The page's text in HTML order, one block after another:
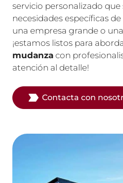
servicio personalizado que
necesidades específicas
una empresa grande o
¡estamos listos para
mudanza con
atención al detalle!
Contacta con